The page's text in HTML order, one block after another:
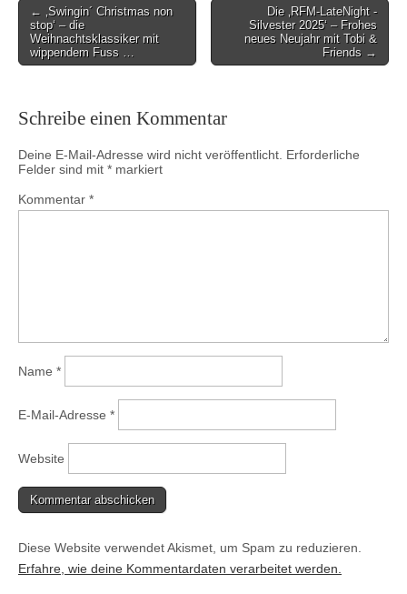
Post
navigation
← ‚Swingin´ Christmas non
stop‘ – die
Weihnachtsklassiker mit
wippendem Fuss …
Die ‚RFM-LateNight -
Silvester 2025‘ – Frohes
neues Neujahr mit Tobi &
Friends →
Schreibe einen Kommentar
Deine E-Mail-Adresse wird nicht veröffentlicht. Erforderliche
Felder sind mit * markiert
Kommentar *
Name *
E-Mail-Adresse *
Website
Diese Website verwendet Akismet, um Spam zu reduzieren.
Erfahre, wie deine Kommentardaten verarbeitet werden.